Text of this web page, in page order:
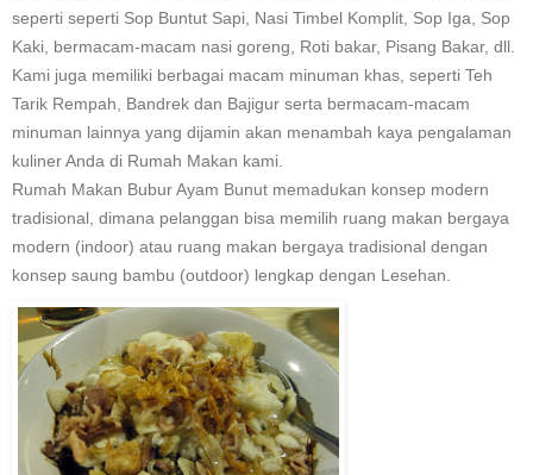
seperti seperti Sop Buntut Sapi, Nasi Timbel Komplit, Sop Iga, Sop
Kaki, bermacam-macam nasi goreng, Roti bakar, Pisang Bakar, dll.
Kami juga memiliki berbagai macam minuman khas, seperti Teh
Tarik Rempah, Bandrek dan Bajigur serta bermacam-macam
minuman lainnya yang dijamin akan menambah kaya pengalaman
kuliner Anda di Rumah Makan kami.
Rumah Makan Bubur Ayam Bunut memadukan konsep modern
tradisional, dimana pelanggan bisa memilih ruang makan bergaya
modern (indoor) atau ruang makan bergaya tradisional dengan
konsep saung bambu (outdoor) lengkap dengan Lesehan.